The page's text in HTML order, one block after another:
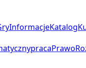
InformacjeKatalog
pracaPrawo